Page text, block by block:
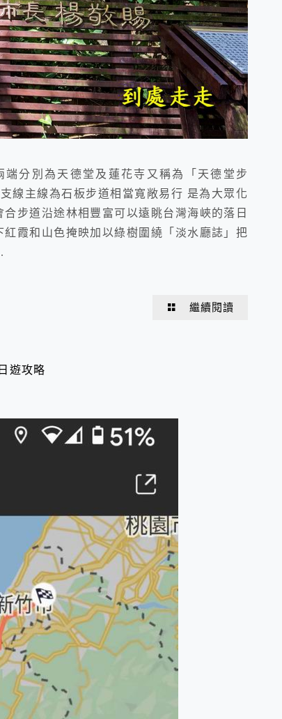
分別為天德堂及蓮花寺又稱為「天德堂步
線主線為石板步道相當寬敞易行 是為大眾化
步道沿途林相豐富可以遠眺台灣海峽的落日
霞和山色掩映加以綠樹圍繞「淡水廳誌」把
繼續閱讀
遊攻略